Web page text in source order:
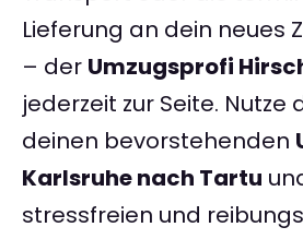
Lieferung an dein neues
– der Umzugsprofi
jederzeit zur Seite. Nutze
deinen bevorstehenden
Karlsruhe nach Tartu
stressfreien und